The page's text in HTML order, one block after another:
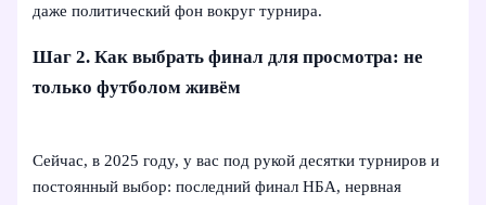
даже политический фон вокруг турнира.
Шаг 2. Как выбрать финал для просмотра: не
только футболом живём
Сейчас, в 2025 году, у вас под рукой десятки турниров и
постоянный выбор: последний финал НБА, нервная